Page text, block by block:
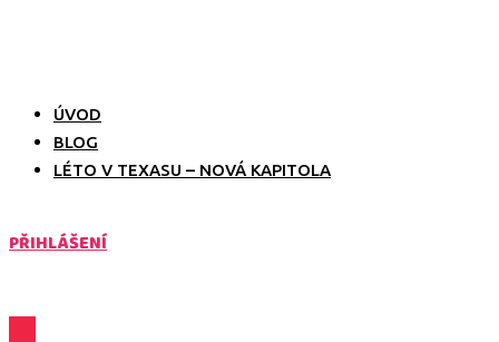
ÚVOD
BLOG
LÉTO V TEXASU – NOVÁ KAPITOLA
PŘIHLÁŠENÍ